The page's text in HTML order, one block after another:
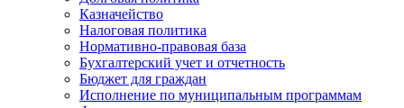
Казначейство
Налоговая политика
Нормативно-правовая база
Бухгалтерский учет и отчетность
Бюджет для граждан
Исполнение по муниципальным программам